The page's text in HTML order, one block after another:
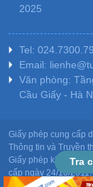
2025
Tel:
Email:
Văn phòng:
Cầu Giấy - Hà
Giấy phép cung cấp
Thông tin và Truyền
Giấy phép kinh
cấp ngày 24/10/2011.
Tra